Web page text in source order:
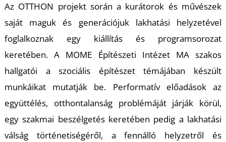
Az OTTHON projekt során a kurátorok és művészek
saját maguk és generációjuk lakhatási helyzetével
foglalkoznak egy kiállítás és programsorozat
keretében. A MOME Építészeti Intézet MA szakos
hallgatói a szociális építészet témájában készült
munkáikat mutatják be. Performatív előadások az
együttélés, otthontalanság problémáját járják körül,
egy szakmai beszélgetés keretében pedig a lakhatási
válság történetiségéről, a fennálló helyzetről és